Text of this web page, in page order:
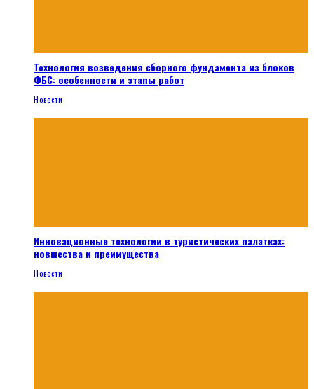
Технология возведения сборного фундамента из блоков
ФБС: особенности и этапы работ
Новости
Инновационные технологии в туристических палатках:
новшества и преимущества
Новости